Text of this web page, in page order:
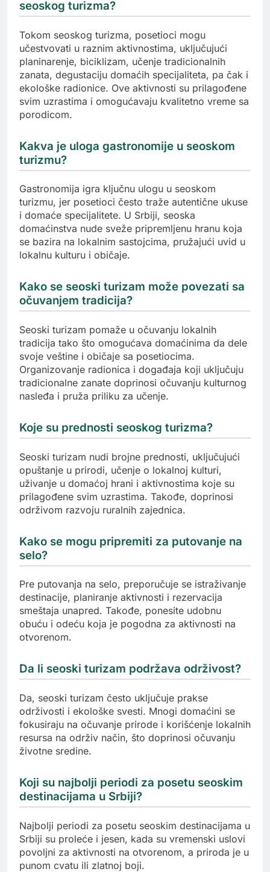
seoskog turizma?
Tokom seoskog turizma, posetioci mogu
učestvovati u raznim aktivnostima, uključujući
planinarenje, biciklizam, učenje tradicionalnih
zanata, degustaciju domaćih specijaliteta, pa čak i
ekološke radionice. Ove aktivnosti su prilagođene
svim uzrastima i omogućavaju kvalitetno vreme sa
porodicom.
Kakva je uloga gastronomije u seoskom
turizmu?
Gastronomija igra ključnu ulogu u seoskom
turizmu, jer posetioci često traže autentične ukuse
i domaće specijalitete. U Srbiji, seoska
domaćinstva nude sveže pripremljenu hranu koja
se bazira na lokalnim sastojcima, pružajući uvid u
lokalnu kulturu i običaje.
Kako se seoski turizam može povezati sa
očuvanjem tradicija?
Seoski turizam pomaže u očuvanju lokalnih
tradicija tako što omogućava domaćinima da dele
svoje veštine i običaje sa posetiocima.
Organizovanje radionica i događaja koji uključuju
tradicionalne zanate doprinosi očuvanju kulturnog
nasleđa i pruža priliku za učenje.
Koje su prednosti seoskog turizma?
Seoski turizam nudi brojne prednosti, uključujući
opuštanje u prirodi, učenje o lokalnoj kulturi,
uživanje u domaćoj hrani i aktivnostima koje su
prilagođene svim uzrastima. Takođe, doprinosi
održivom razvoju ruralnih zajednica.
Kako se mogu pripremiti za putovanje na
selo?
Pre putovanja na selo, preporučuje se istraživanje
destinacije, planiranje aktivnosti i rezervacija
smeštaja unapred. Takođe, ponesite udobnu
obuću i odeću koja je pogodna za aktivnosti na
otvorenom.
Da li seoski turizam podržava održivost?
Da, seoski turizam često uključuje prakse
održivosti i ekološke svesti. Mnogi domaćini se
fokusiraju na očuvanje prirode i korišćenje lokalnih
resursa na održiv način, što doprinosi očuvanju
životne sredine.
Koji su najbolji periodi za posetu seoskim
destinacijama u Srbiji?
Najbolji periodi za posetu seoskim destinacijama u
Srbiji su proleće i jesen, kada su vremenski uslovi
povoljni za aktivnosti na otvorenom, a priroda je u
punom cvatu ili zlatnoj boji.